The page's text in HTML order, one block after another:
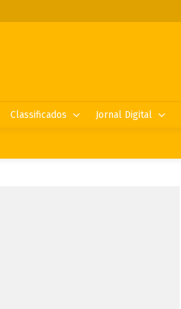
Classificados Jornal Digital